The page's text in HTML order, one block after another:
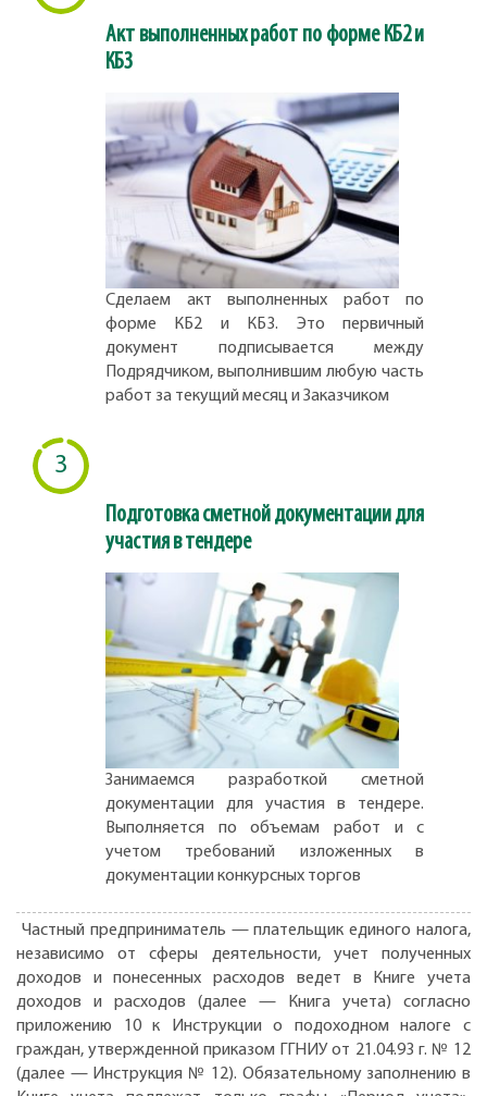
Акт выполненных работ по форме КБ2 и
КБ3
Сделаем акт выполненных работ по
форме КБ2 и КБ3. Это первичный
документ подписывается между
Подрядчиком, выполнившим любую часть
работ за текущий месяц и Заказчиком
3
Подготовка сметной документации для
участия в тендере
Занимаемся разработкой сметной
документации для участия в тендере.
Выполняется по объемам работ и с
учетом требований изложенных в
документации конкурсных торгов
Частный предприниматель — плательщик единого налога,
независимо от сферы деятельности, учет полученных
доходов и понесенных расходов ведет в Книге учета
доходов и расходов (далее — Книга учета) согласно
приложению 10 к Инструкции о подоходном налоге с
граждан, утвержденной приказом ГГНИУ от 21.04.93 г. № 12
(далее — Инструкция № 12). Обязательному заполнению в